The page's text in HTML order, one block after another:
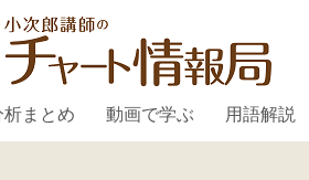
まとめ 動画で学ぶ 用語解説